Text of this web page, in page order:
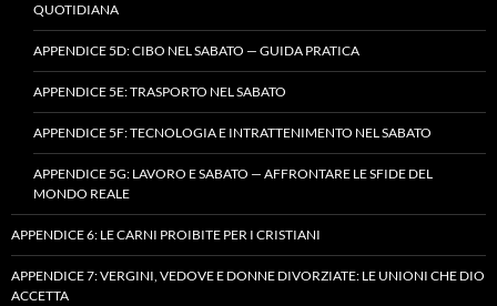
QUOTIDIANA
APPENDICE 5D: CIBO NEL SABATO — GUIDA PRATICA
APPENDICE 5E: TRASPORTO NEL SABATO
APPENDICE 5F: TECNOLOGIA E INTRATTENIMENTO NEL SABATO
APPENDICE 5G: LAVORO E SABATO — AFFRONTARE LE SFIDE DEL
MONDO REALE
APPENDICE 6: LE CARNI PROIBITE PER I CRISTIANI
APPENDICE 7: VERGINI, VEDOVE E DONNE DIVORZIATE: LE UNIONI CHE DIO
ACCETTA